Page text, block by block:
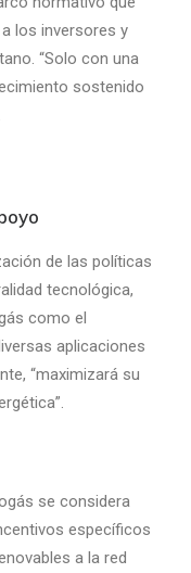
los inversores y
“Solo con una
sostenido
de las políticas
tecnológica,
como el
aplicaciones
“maximizará su
se considera
específicos
a la red